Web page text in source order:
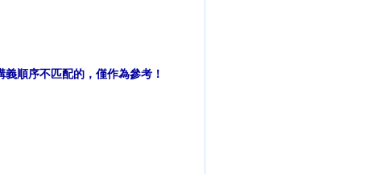
順序不匹配的，僅作為參考！